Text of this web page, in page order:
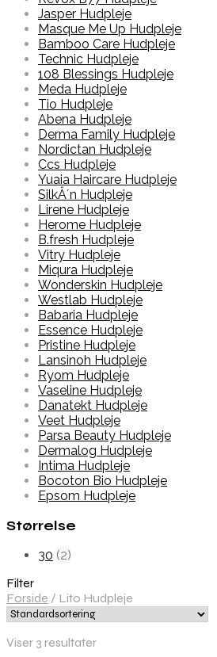
Jasper Hudpleje
Masque Me Up Hudpleje
Bamboo Care Hudpleje
Technic Hudpleje
108 Blessings Hudpleje
Meda Hudpleje
Tio Hudpleje
Abena Hudpleje
Derma Family Hudpleje
Nordictan Hudpleje
Ccs Hudpleje
Yuaia Haircare Hudpleje
SilkÂ´n Hudpleje
Lirene Hudpleje
Herome Hudpleje
B.fresh Hudpleje
Vitry Hudpleje
Miqura Hudpleje
Wonderskin Hudpleje
Westlab Hudpleje
Babaria Hudpleje
Essence Hudpleje
Pristine Hudpleje
Lansinoh Hudpleje
Ryom Hudpleje
Vaseline Hudpleje
Danatekt Hudpleje
Veet Hudpleje
Parsa Beauty Hudpleje
Dermalog Hudpleje
Intima Hudpleje
Bocoton Bio Hudpleje
Epsom Hudpleje
Størrelse
30 (2)
Filter
Forside / Lito Hudpleje
Viser 3 resultater